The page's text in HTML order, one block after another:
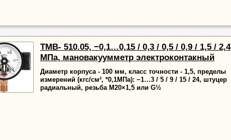
ТМВ- 510.05, −0,1…0,15 / 0,3 / 0,5 / 0,9 / 1,5 / 2,4
МПа, мановакуумметр электроконтакный
Диаметр корпуса - 100 мм, класс точности - 1,5, пределы
измерений (кгс/см², *0,1МПа): −1…3 / 5 / 9 / 15 / 24, штуцер
радиальный, резьба М20×1,5 или G½